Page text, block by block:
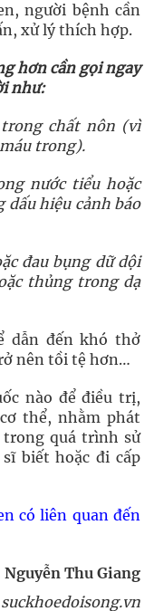
người bệnh cần
xử lý thích hợp.
hơn cần gọi ngay
như:
chất nôn (vì
trong).
nước tiểu hoặc
hiệu cảnh báo
đau bụng dữ dội
thủng trong dạ
dẫn đến khó thở
nên tồi tệ hơn…
nào để điều trị,
thể, nhằm phát
quá trình sử
biết hoặc đi cấp
có liên quan đến
Nguyễn Thu Giang
suckhoedoisong.vn